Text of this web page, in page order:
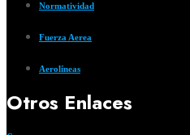
Normatividad
Fuerza Aerea
Aerolíneas
Otros Enlaces